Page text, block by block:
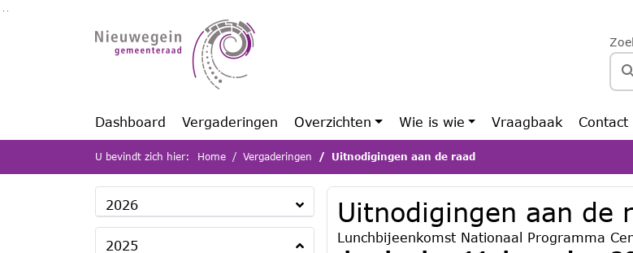
Ga naar de inhoud van deze pagina
Dashboard Vergaderingen Overzichten Wie is wie Vraagbaak Contact
U bevindt zich hier: Home Vergaderingen Uitnodigingen aan de raad
2026
2025
Uitnodigingen aan de
Lunchbijeenkomst Nationaal Programma